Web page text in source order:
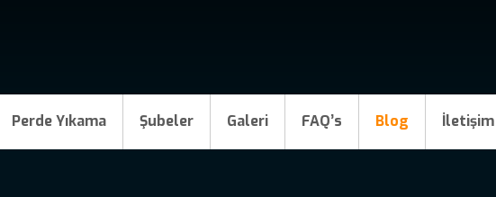
Perde Yıkama Şubeler Galeri FAQ’s Blog İletişim